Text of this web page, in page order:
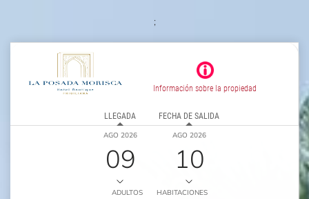
;
Información sobre la propiedad
LLEGADA
AGO 2026
09
FECHA DE SALIDA
AGO 2026
10
ADULTOS HABITACIONES